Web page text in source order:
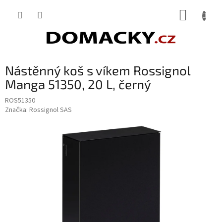
Nástěnný koš s víkem Rossignol
Manga 51350, 20 L, černý
ROS51350
Značka: Rossignol SAS